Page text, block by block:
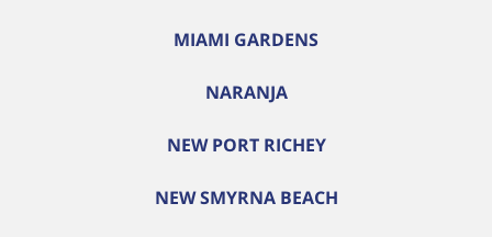
MIAMI GARDENS
NARANJA
NEW PORT RICHEY
NEW SMYRNA BEACH